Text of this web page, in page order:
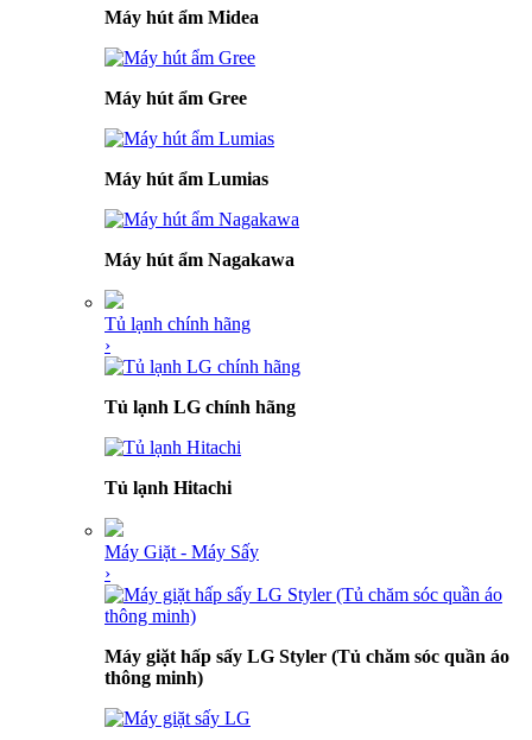
Máy hút ẩm Midea
Máy hút ẩm Gree
Máy hút ẩm Lumias
Máy hút ẩm Nagakawa
Tủ lạnh chính hãng
›
Tủ lạnh LG chính hãng
Tủ lạnh Hitachi
Máy Giặt - Máy Sấy
›
Máy giặt hấp sấy LG Styler (Tủ chăm sóc quần áo
thông minh)